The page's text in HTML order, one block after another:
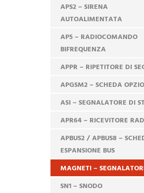
APS2 – SIRENA
AUTOALIMENTATA
AP5 – RADIOCOMANDO
BIFREQUENZA
APPR – RIPETITORE DI
APGSM2 – SCHEDA
ASI – SEGNALATORE DI
APR64 – RICEVITORE
APBUS2 / APBUS8 –
ESPANSIONE BUS
MAGNETI –
SN1 – SNODO